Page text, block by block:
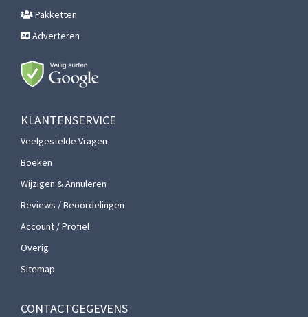
Pakketten
Adverteren
KLANTENSERVICE
Veelgestelde Vragen
Boeken
Wijzigen & Annuleren
Reviews / Beoordelingen
Account / Profiel
Overig
Sitemap
CONTACTGEGEVENS